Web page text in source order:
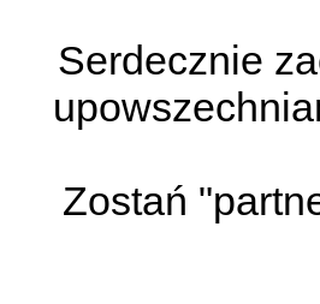
Serdecznie
Zostań